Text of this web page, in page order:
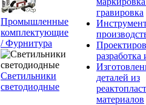
Промышленные
комплектующие
/ Фурнитура
Светильники
светодиодные
гравировка
разработка
деталей из
материалов